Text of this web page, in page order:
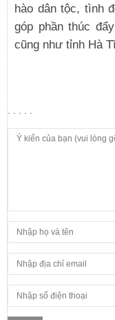
hào dân tộc, tình
góp phần thúc
cũng như tỉnh Hà